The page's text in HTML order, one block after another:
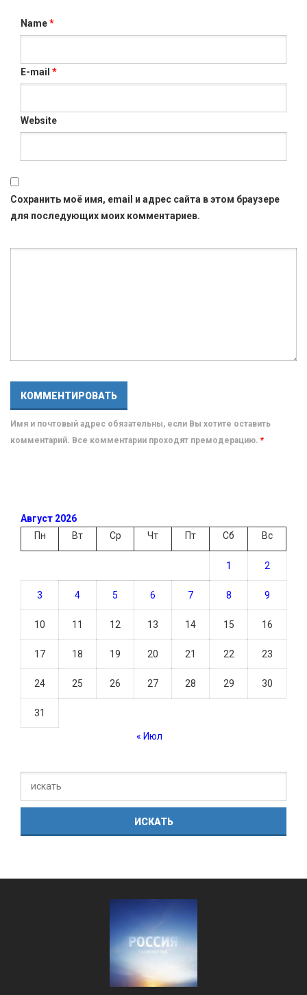
Name*
E-mail *
Website
Сохранить моё имя, email и адрес сайта в этом браузере
для последующих моих комментариев.
Имя и почтовый адрес обязательны, если Вы хотите оставить
комментарий. Все комментарии проходят премодерацию. *
Август 2026
Пн
Вт Ср Чт Пт Сб Вс
1 2
3 4 5 6 7 8 9
10 11 12 13 14 15 16
17 18 19 20 21 22 23
24 25 26 27 28 29 30
31
« Июл